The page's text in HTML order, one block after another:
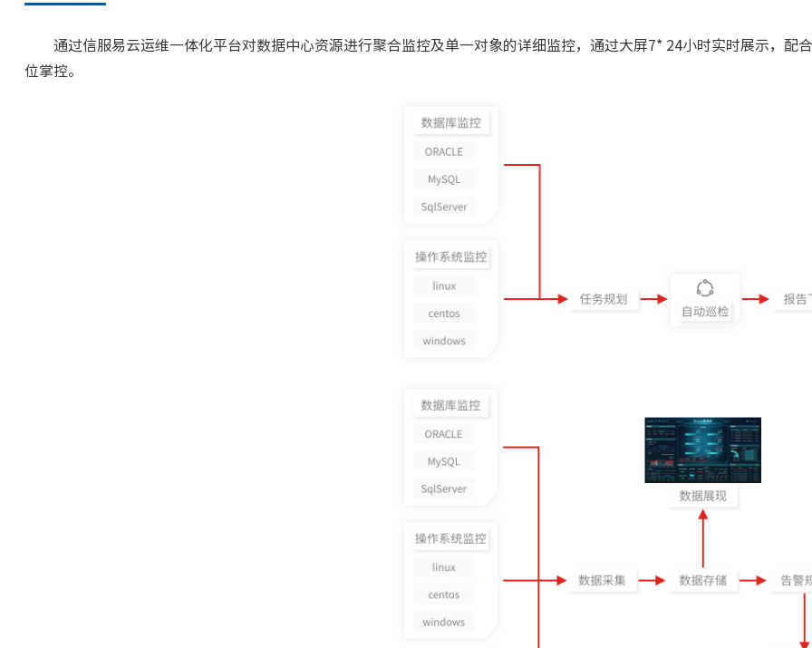
通过信服易云运维一体化平台对数据中心资源进行聚合监控及单一对象的详细监控，通过大屏7* 24小时实时展示，配
位掌控。